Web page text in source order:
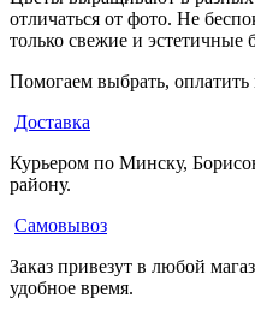
отличаться от фото. Не
только свежие и эстетичные
Помогаем выбрать, оплатить
Доставка
Курьером по Минску,
району.
Самовывоз
Заказ привезут в любой
удобное время.